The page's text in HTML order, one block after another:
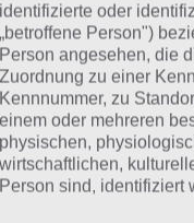
101 bis 150
151 bis 200
201 bis 250
251 bis 300
identifizierte oder
„betroffene Person")
Person angesehen, die
Zuordnung zu einer
Kennnummer, zu
einem oder mehreren
physischen,
wirtschaftlichen,
Person sind, identifiziert